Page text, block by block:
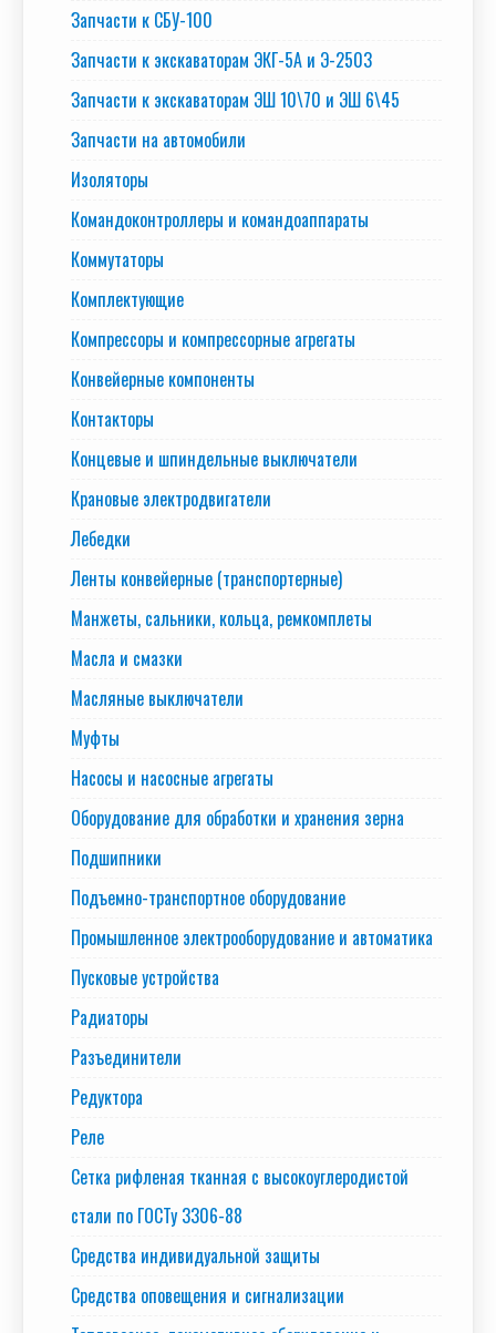
Запчасти к СБУ-100
Запчасти к экскаваторам ЭКГ-5А и Э-2503
Запчасти к экскаваторам ЭШ 10\70 и ЭШ 6\45
Запчасти на автомобили
Изоляторы
Командоконтроллеры и командоаппараты
Коммутаторы
Комплектующие
Компрессоры и компрессорные агрегаты
Конвейерные компоненты
Контакторы
Концевые и шпиндельные выключатели
Крановые электродвигатели
Лебедки
Ленты конвейерные (транспортерные)
Манжеты, сальники, кольца, ремкомплеты
Масла и смазки
Масляные выключатели
Муфты
Насосы и насосные агрегаты
Оборудование для обработки и хранения зерна
Подшипники
Подъемно-транспортное оборудование
Промышленное электрооборудование и автоматика
Пусковые устройства
Радиаторы
Разъединители
Редуктора
Реле
Сетка рифленая тканная с высокоуглеродистой
стали по ГОСТу 3306-88
Средства индивидуальной защиты
Средства оповещения и сигнализации